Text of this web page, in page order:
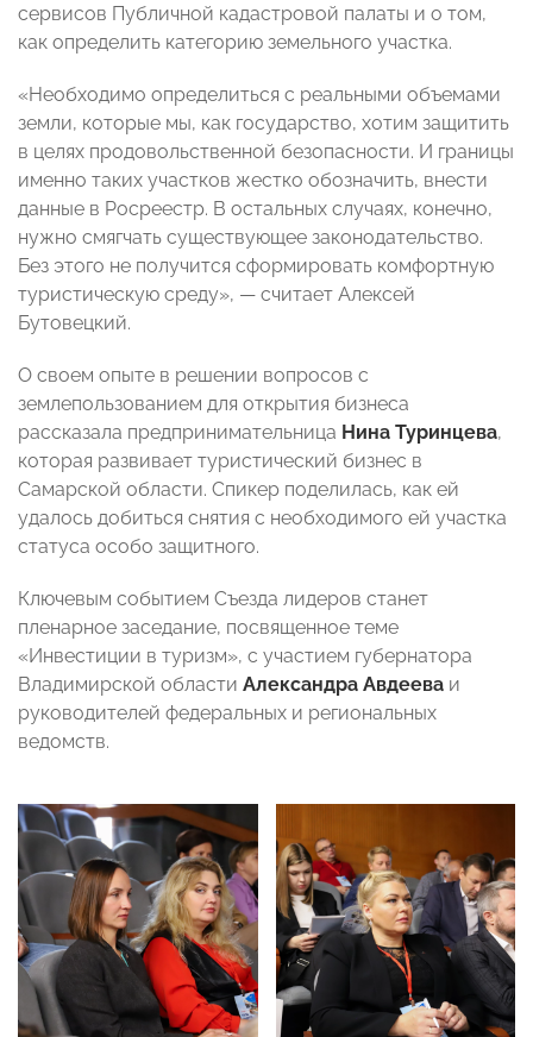
сервисов Публичной кадастровой палаты и о том,
как определить категорию земельного участка.
«Необходимо определиться с реальными объемами
земли, которые мы, как государство, хотим защитить
в целях продовольственной безопасности. И границы
именно таких участков жестко обозначить, внести
данные в Росреестр. В остальных случаях, конечно,
нужно смягчать существующее законодательство.
Без этого не получится сформировать комфортную
туристическую среду», — считает Алексей
Бутовецкий.
О своем опыте в решении вопросов с
землепользованием для открытия бизнеса
рассказала предпринимательница Нина Туринцева,
которая развивает туристический бизнес в
Самарской области. Спикер поделилась, как ей
удалось добиться снятия с необходимого ей участка
статуса особо защитного.
Ключевым событием Съезда лидеров станет
пленарное заседание, посвященное теме
«Инвестиции в туризм», с участием губернатора
Владимирской области Александра Авдеева и
руководителей федеральных и региональных
ведомств.